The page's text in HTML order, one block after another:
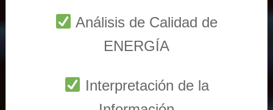
Análisis de Calidad de
ENERGÍA
Interpretación de la